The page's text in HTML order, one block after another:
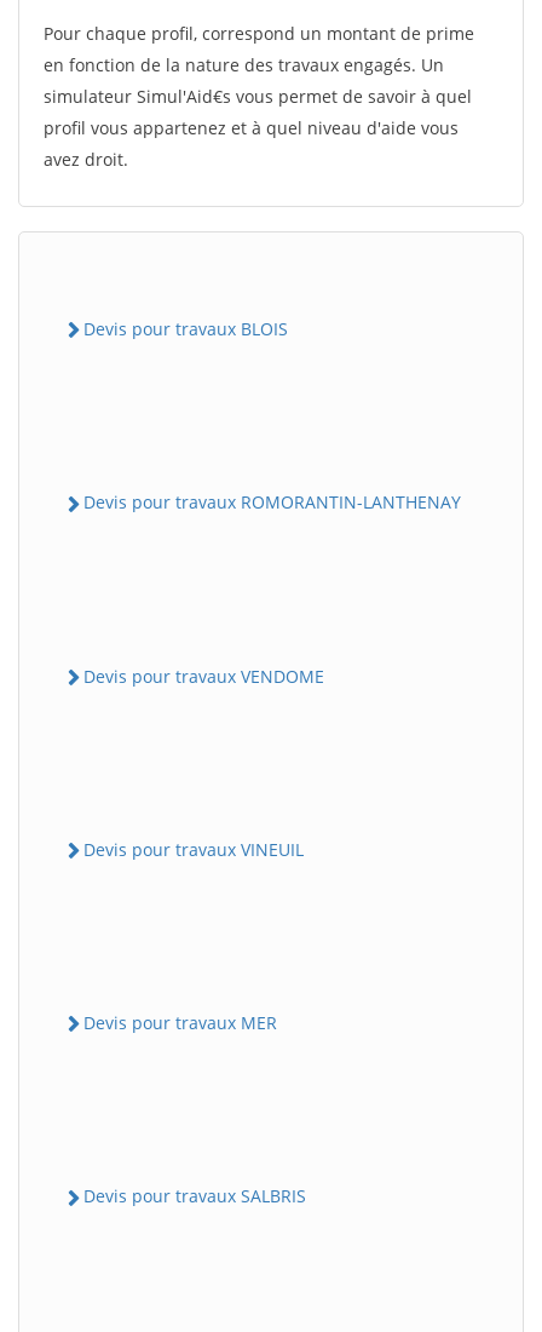
Pour chaque profil, correspond un montant de prime
en fonction de la nature des travaux engagés. Un
simulateur Simul'Aid€s vous permet de savoir à quel
profil vous appartenez et à quel niveau d'aide vous
avez droit.
Devis pour travaux BLOIS
Devis pour travaux ROMORANTIN-LANTHENAY
Devis pour travaux VENDOME
Devis pour travaux VINEUIL
Devis pour travaux MER
Devis pour travaux SALBRIS